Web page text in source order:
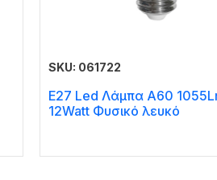
SKU: 061722
E27 Led Λάμπα A60
12Watt Φυσικό λευκό